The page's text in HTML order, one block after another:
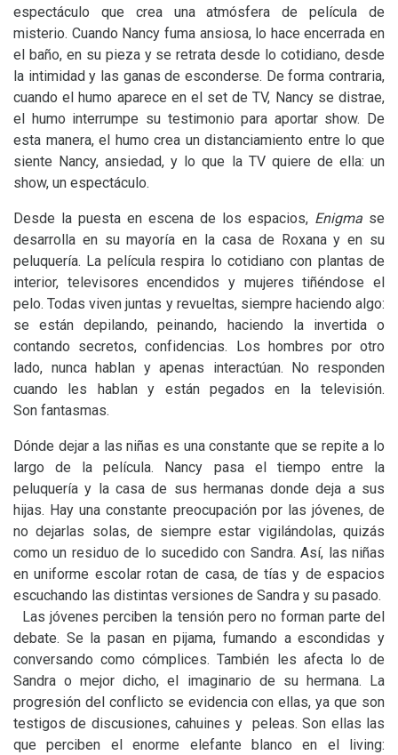
espectáculo que crea una atmósfera de película de
misterio. Cuando Nancy fuma ansiosa, lo hace encerrada en
el baño, en su pieza y se retrata desde lo cotidiano, desde
la intimidad y las ganas de esconderse. De forma contraria,
cuando el humo aparece en el set deTV, Nancy se distrae,
el humo interrumpe su testimonio para aportar show. De
esta manera, el humo crea un distanciamiento entre lo que
siente Nancy, ansiedad, y lo que la TVquiere de ella: un
show, un espectáculo.
Desde la puesta en escena de los espacios, Enigma se
desarrolla en su mayoría en la casa de Roxana y en su
peluquería. La película respira lo cotidiano con plantas de
interior, televisores encendidos y mujeres tiñéndose el
pelo. Todas viven juntas y revueltas, siempre haciendo algo:
se están depilando, peinando, haciendo la invertida o
contando secretos, confidencias. Los hombres por otro
lado, nunca hablan y apenas interactúan. No responden
cuando les hablan y están pegados en la televisión.
Son fantasmas.
Dónde dejar a las niñas es una constante que se repite a lo
largo de la película. Nancy pasa el tiempo entre la
peluquería y la casa de sus hermanas donde deja a sus
hijas. Hay una constante preocupación por las jóvenes, de
no dejarlas solas, de siempre estar vigilándolas, quizás
como un residuo de lo sucedido con Sandra. Así, las niñas
en uniforme escolar rotan de casa, de tías y de espacios
escuchando las distintas versiones de Sandra y su pasado.
Las jóvenes perciben la tensión pero no forman parte del
debate. Se la pasan en pijama, fumando a escondidas y
conversando como cómplices. También les afecta lo de
Sandra o mejor dicho, el imaginario de su hermana. La
progresión del conflicto se evidencia con ellas, ya que son
testigos de discusiones, cahuines y peleas. Son ellas las
que perciben el enorme elefante blanco en el living: